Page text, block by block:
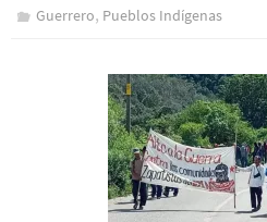
Guerrero, Pueblos Indí­genas